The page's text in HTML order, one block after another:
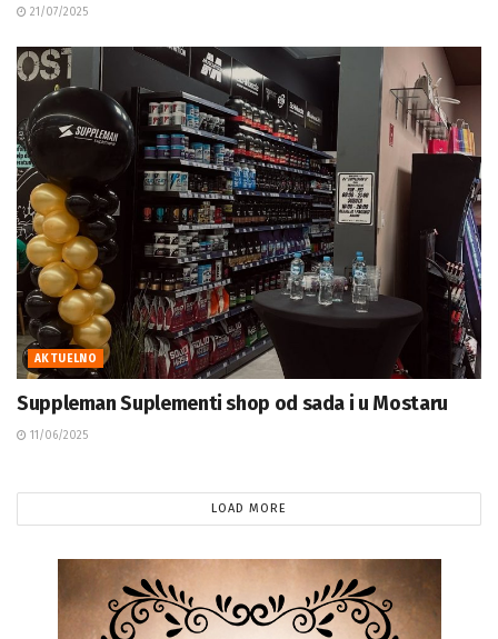
21/07/2025
AKTUELNO
Suppleman Suplementi shop od sada i u Mostaru
11/06/2025
LOAD MORE